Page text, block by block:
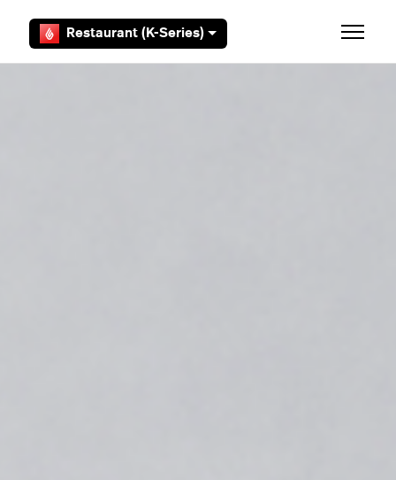
Restaurant (K-Series) Ouvrir/